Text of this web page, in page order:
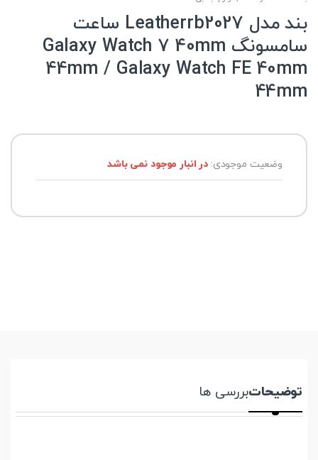
بند مدل Leatherrb2027 ساعت
سامسونگ Galaxy Watch 7 40mm
44mm / Galaxy Watch FE 40mm
44mm
وضعیت موجودی:در انبار موجود نمی باشد
توضیحاتبررسی ها